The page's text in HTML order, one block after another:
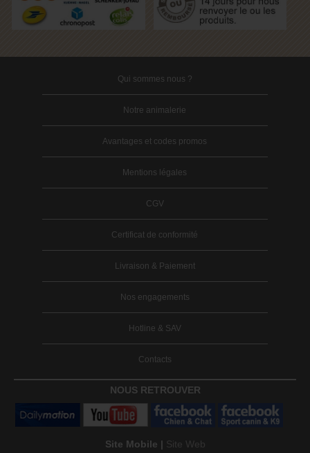
Qui sommes nous ?
Notre animalerie
Avantages et codes promos
Mentions légales
CGV
Certificat de conformité
Livraison & Paiement
Nos engagements
Hotline & SAV
Contacts
NOUS RETROUVER
Site Mobile | Site Web